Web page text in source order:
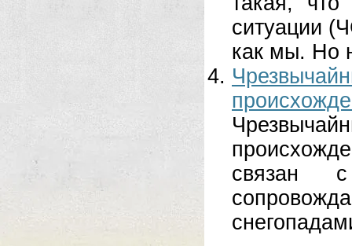
ситуации
как мы. Но
связан